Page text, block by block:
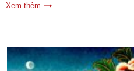
Xem thêm